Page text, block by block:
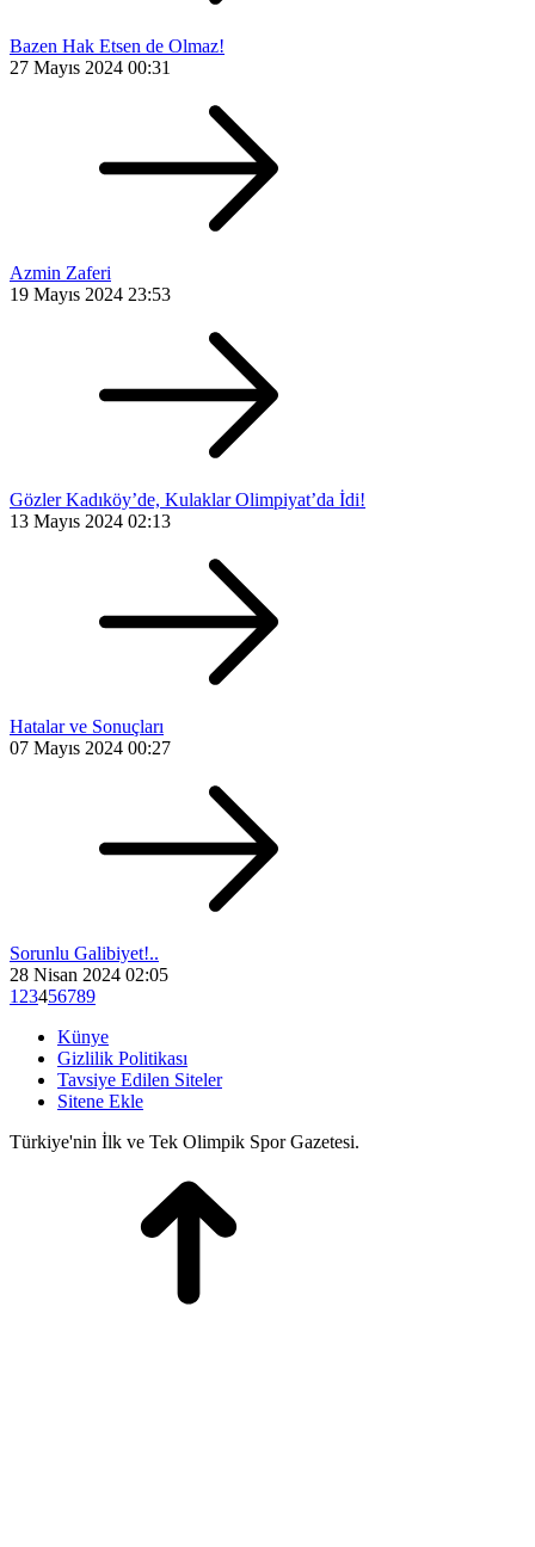
Bazen Hak Etsen de Olmaz!
27 Mayıs 2024 00:31
Azmin Zaferi
19 Mayıs 2024 23:53
Gözler Kadıköy’de, Kulaklar Olimpiyat’da İdi!
13 Mayıs 2024 02:13
Hatalar ve Sonuçları
07 Mayıs 2024 00:27
Sorunlu Galibiyet!..
28 Nisan 2024 02:05
1 23456789
Künye
Gizlilik Politikası
Tavsiye Edilen Siteler
Sitene Ekle
Türkiye'nin İlk ve Tek Olimpik Spor Gazetesi.